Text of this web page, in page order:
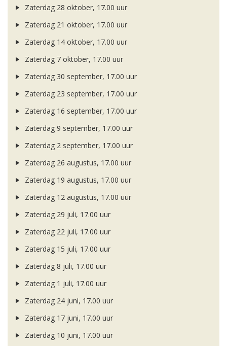
Zaterdag 28 oktober, 17.00 uur
Zaterdag 21 oktober, 17.00 uur
Zaterdag 14 oktober, 17.00 uur
Zaterdag 7 oktober, 17.00 uur
Zaterdag 30 september, 17.00 uur
Zaterdag 23 september, 17.00 uur
Zaterdag 16 september, 17.00 uur
Zaterdag 9 september, 17.00 uur
Zaterdag 2 september, 17.00 uur
Zaterdag 26 augustus, 17.00 uur
Zaterdag 19 augustus, 17.00 uur
Zaterdag 12 augustus, 17.00 uur
Zaterdag 29 juli, 17.00 uur
Zaterdag 22 juli, 17.00 uur
Zaterdag 15 juli, 17.00 uur
Zaterdag 8 juli, 17.00 uur
Zaterdag 1 juli, 17.00 uur
Zaterdag 24 juni, 17.00 uur
Zaterdag 17 juni, 17.00 uur
Zaterdag 10 juni, 17.00 uur